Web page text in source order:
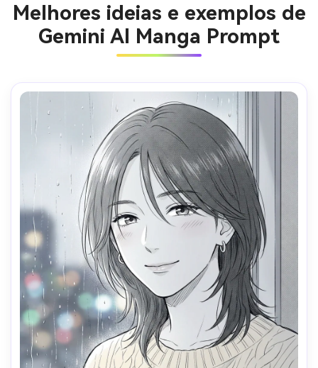
Melhores ideias e exemplos de
Gemini AI Manga Prompt